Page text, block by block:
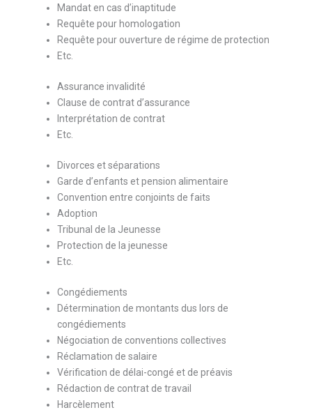
Mandat en cas d’inaptitude
Requête pour homologation
Requête pour ouverture de régime de protection
Etc.
Assurance invalidité
Clause de contrat d’assurance
Interprétation de contrat
Etc.
Divorces et séparations
Garde d’enfants et pension alimentaire
Convention entre conjoints de faits
Adoption
Tribunal de la Jeunesse
Protection de la jeunesse
Etc.
Congédiements
Détermination de montants dus lors de
congédiements
Négociation de conventions collectives
Réclamation de salaire
Vérification de délai-congé et de préavis
Rédaction de contrat de travail
Harcèlement